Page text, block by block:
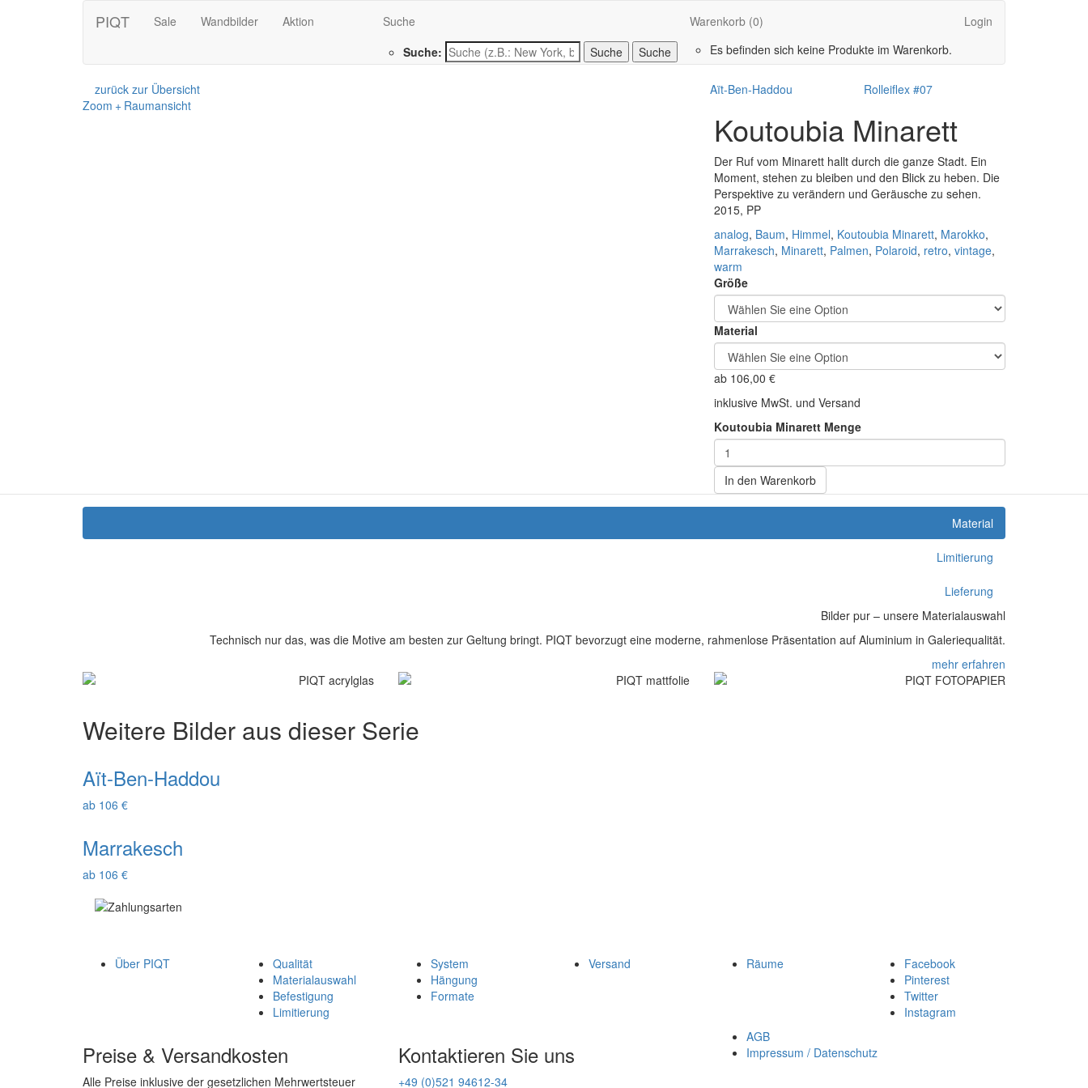
PIQT Sale Wandbilder Aktion
Suche
Suche:
Suche
Warenkorb (0)
Es befinden sich keine Produkte im Warenkorb.
Login
zurück zur Übersicht Aït-Ben-Haddou
Rolleiflex #07
Zoom + Raumansicht
Koutoubia Minarett
Der Ruf vom Minarett hallt durch die ganze Stadt. Ein
Moment, stehen zu bleiben und den Blick zu heben. Die
Perspektive zu verändern und Geräusche zu sehen.
2015, PP
analog, Baum, Himmel, Koutoubia Minarett, Marokko,
Marrakesch, Minarett, Palmen, Polaroid, retro, vintage,
warm
Größe
Material
ab 106,00 €
inklusive MwSt. und Versand
Koutoubia Minarett Menge
In den Warenkorb
Material
Limitierung
Lieferung
Bilder pur – unsere Materialauswahl
Technisch nur das, was die Motive am besten zur Geltung bringt. PIQT bevorzugt eine moderne, rahmenlose Präsentation auf Aluminium in Galeriequalität.
mehr erfahren
Weitere Bilder aus dieser Serie
Aït-Ben-Haddou
ab 106 €
Marrakesch
ab 106 €
Über PIQT
Qualität
Materialauswahl
Befestigung
Limitierung
System
Hängung
Formate
Versand Räume
Facebook
Pinterest
Twitter
Instagram
Preise & Versandkosten
Alle Preise inklusive der gesetzlichen Mehrwertsteuer
Kontaktieren Sie uns
+49 (0)521 94612-34
AGB
Impressum / Datenschutz